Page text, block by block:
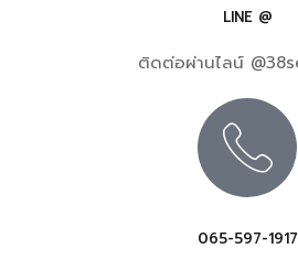
LINE @
ติดต่อผ่านไลน์
065-597-1917